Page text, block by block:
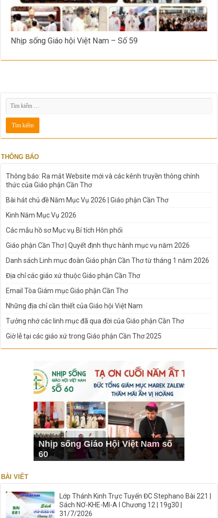
Nhịp sống Giáo hội Việt Nam – Số 59
THÔNG BÁO
Thông báo: Ra mắt Website mới và các kênh truyền thông chính
thức của Giáo phận Cần Thơ
Bài hát chủ đề Năm Mục Vụ 2026 | Giáo phận Cần Thơ
Kinh Năm Mục Vụ 2026
Các mẫu hồ sơ Mục vụ Bí tích Hôn phối
Giáo phận Cần Thơ | Quyết định thực hành mục vụ năm 2026
Danh sách Linh mục đoàn Giáo phận Cần Thơ từ tháng 1 năm 2026
Địa chỉ các giáo xứ thuộc Giáo phận Cần Thơ
Email Tòa Giám mục Giáo phận Cần Thơ
Những địa chỉ cần thiết của Giáo hội Việt Nam
Tưởng nhớ các linh mục đã qua đời của Giáo phận Cần Thơ
Giờ lễ tại các giáo xứ trong Giáo phận Cần Thơ 2025
Nhịp sống Giáo Hội Việt Nam số
60
BÀI VIẾT
Lớp Thánh Kinh Trực Tuyến ĐC Stephano Bài 221 |
Sách NƠ-KHE-MI-A I Chương 12 | 19g30 |
31/7/2026